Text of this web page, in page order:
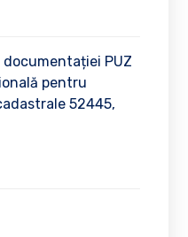
PUZ
pentru
52445,